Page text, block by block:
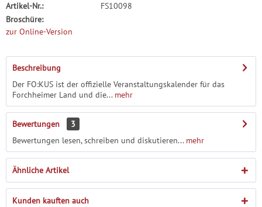
Artikel-Nr.:
FS10098
Broschüre:
zur Online-Version
Beschreibung
Der FO:KUS ist der offizielle Veranstaltungskalender für das
Forchheimer Land und die...mehr
Bewertungen
3
Bewertungen lesen, schreiben und diskutieren...mehr
Ähnliche Artikel
Kunden kauften auch